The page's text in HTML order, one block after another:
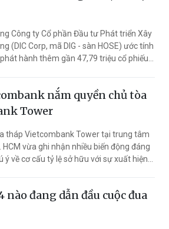
Công ty Cổ phần Đầu tư Phát triển Xây
(DIC Corp, mã DIG - sàn HOSE) ước tính
hành thêm gần 47,79 triệu cổ phiếu
nắm quyền chủ tòa
Tower
tháp Vietcombank Tower tại trung tâm
HCM vừa ghi nhận nhiều biến động đáng
ý về cơ cấu tỷ lệ sở hữu với sự xuất hiện
nào đang dẫn đầu cuộc đua